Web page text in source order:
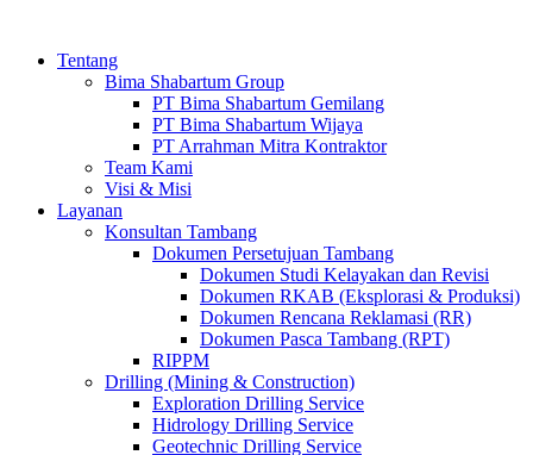
Tentang
Bima Shabartum Group
PT Bima Shabartum Gemilang
PT Bima Shabartum Wijaya
PT Arrahman Mitra Kontraktor
Team Kami
Visi & Misi
Layanan
Konsultan Tambang
Dokumen Persetujuan Tambang
Dokumen Studi Kelayakan dan Revisi
Dokumen RKAB (Eksplorasi & Produksi)
Dokumen Rencana Reklamasi (RR)
Dokumen Pasca Tambang (RPT)
RIPPM
Drilling (Mining & Construction)
Exploration Drilling Service
Hidrology Drilling Service
Geotechnic Drilling Service